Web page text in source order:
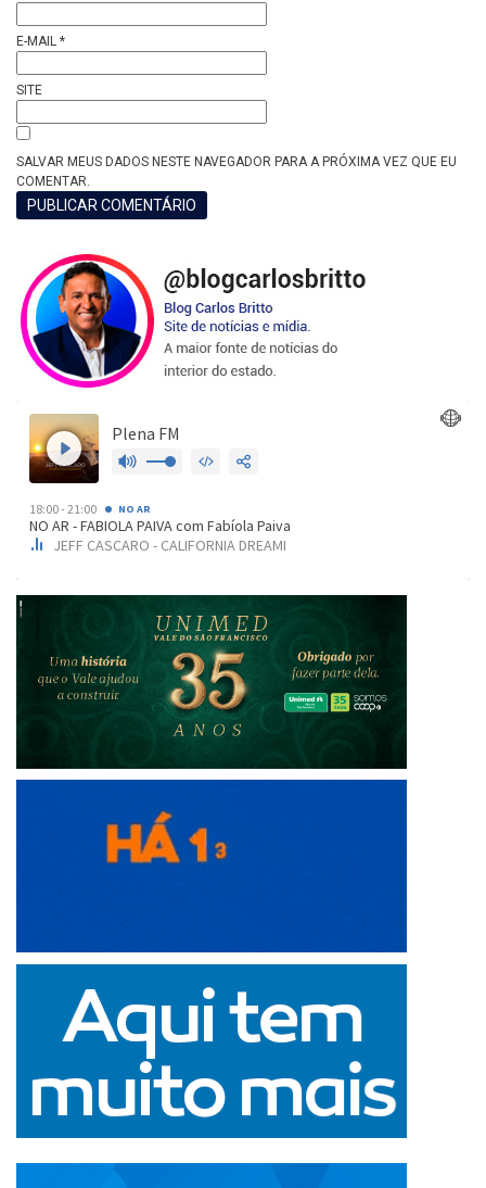
E-MAIL *
SITE
SALVAR MEUS DADOS NESTE NAVEGADOR PARA A PRÓXIMA VEZ QUE EU
COMENTAR.